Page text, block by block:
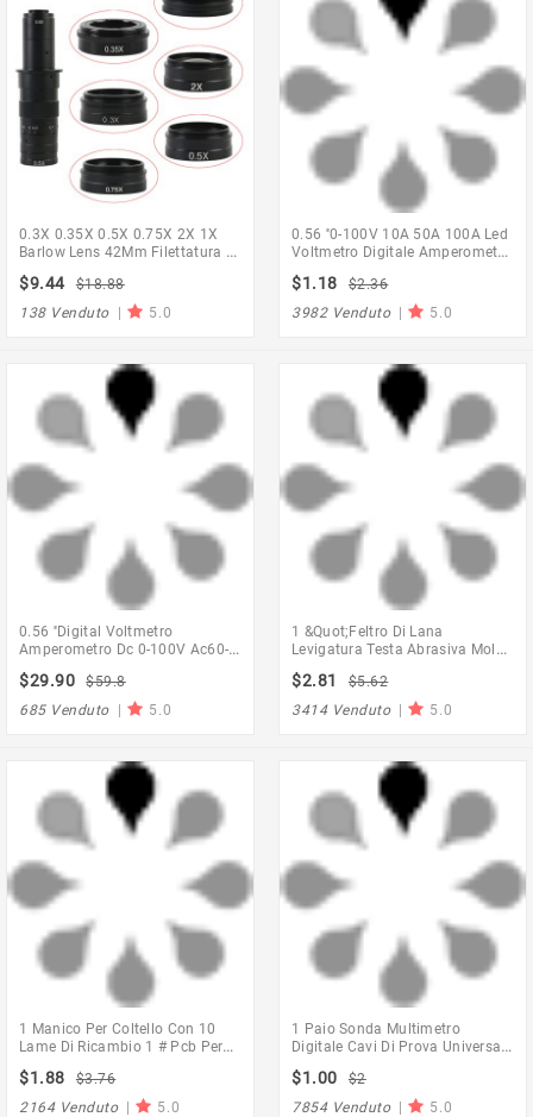
0.3X 0.35X 0.5X 0.75X 2X 1X
Barlow Lens 42Mm Filettatura Di
Obiettivo Obiettivo Per Obiettivo
10A 120X/180X/300X
$9.44
$18.88
138 Venduto | 5.0
0.56 ''0-100V 10A 50A 100A Led
Voltmetro Digitale Amperometro
Misuratore Volt Rivelatore Tester
Pannello Monitor
$1.18
$2.36
3982 Venduto | 5.0
0.56 ''Digital Voltmetro
Amperometro Dc 0-100V Ac60-
Blu Tensione Di Display A Led
Misuratori Di Corrente Tester
Detector
$29.90
$59.8
685 Venduto | 5.0
1 &Quot;Feltro Di Lana
Levigatura Testa Abrasiva Mola
Di Cotone Lucidatura Mini
Spazzola Per Dremel Dril
$2.81
$5.62
3414 Venduto | 5.0
1 Manico Per Coltello Con 10
Lame Di Ricambio 1 # Pcb Per
Fai-Da-Te Utensili A Mano Lama
Per Bisturi
$1.88
$3.76
2164 Venduto | 5.0
1 Paio Sonda Multimetro
Digitale Cavi Di Prova Universali
Morbido Con Clip A Coccodrillo
Per Tester Led Multimetro
$1.00
$2
7854 Venduto | 5.0